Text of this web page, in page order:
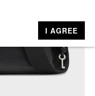
I AGREE